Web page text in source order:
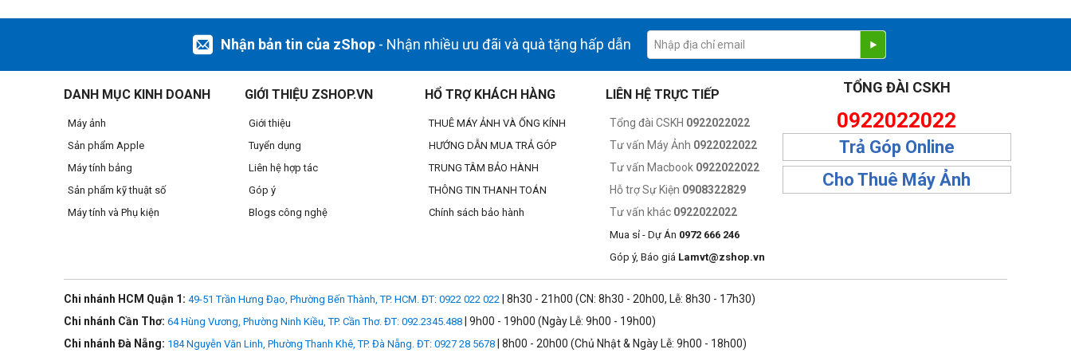
Nhận bản tin của zShop - Nhận nhiều ưu đãi và quà tặng hấp dẫn
DANH MỤC KINH DOANH
Máy ảnh
Sản phẩm Apple
Máy tính bảng
Sản phẩm kỹ thuật số
Máy tính và Phụ kiện
GIỚI THIỆU ZSHOP.VN
Giới thiệu
Tuyển dụng
Liên hệ hợp tác
Góp ý
Blogs công nghệ
HỔ TRỢ KHÁCH HÀNG
THUÊ MÁY ẢNH VÀ ỐNG KÍNH
HƯỚNG DẪN MUA TRẢ GÓP
TRUNG TÂM BẢO HÀNH
THÔNG TIN THANH TOÁN
Chính sách bảo hành
LIÊN HỆ TRỰC TIẾP
Tổng đài CSKH 0922022022
Tư vấn Máy Ảnh 0922022022
Tư vấn Macbook 0922022022
Hỗ trợ Sự Kiện 0908322829
Tư vấn khác 0922022022
Mua sỉ - Dự Án 0972 666 246
Góp ý, Báo giá Lamvt@zshop.vn
TỔNG ĐÀI CSKH
0922022022
Trả Góp Online
Cho Thuê Máy Ảnh
Chi nhánh HCM Quận 1: 49-51 Trần Hưng Đạo, Phường Bến Thành, TP. HCM. ĐT: 0922 022 022 | 8h30 - 21h00 (CN: 8h30 - 20h00, Lễ: 8h30 - 17h30)
Chi nhánh Cần Thơ: 64 Hùng Vương, Phường Ninh Kiều, TP. Cần Thơ. ĐT: 092.2345.488 | 9h00 - 19h00 (Ngày Lễ: 9h00 - 19h00)
Chi nhánh Đà Nẵng: 184 Nguyễn Văn Linh, Phường Thanh Khê, TP. Đà Nẵng. ĐT: 0927 28 5678 | 8h00 - 20h00 (Chủ Nhật & Ngày Lễ: 9h00 - 18h00)